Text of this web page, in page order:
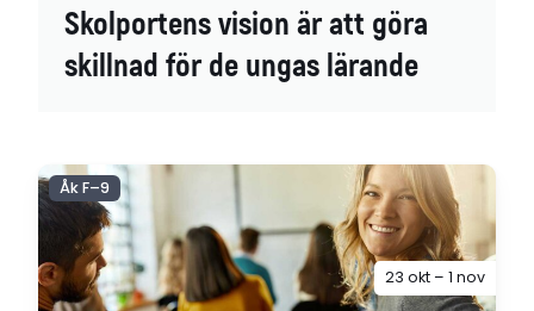
Skolportens vision är att göra
skillnad för de ungas lärande
Åk F–9
23 okt – 1 nov